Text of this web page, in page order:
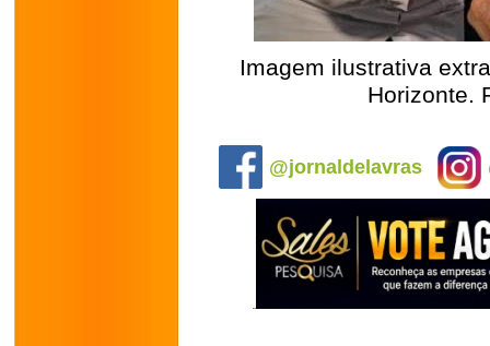
Imagem ilustrativa
Horizonte.
@jornaldelavras